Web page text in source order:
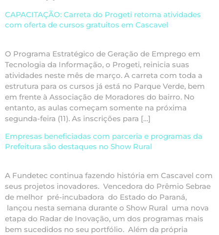
CAPACITAÇÃO: Carreta do Progeti retoma atividades
com oferta de cursos gratuitos em Cascavel
O Programa Estratégico de Geração de Emprego em
Tecnologia da Informação, o Progeti, reinicia suas
atividades neste mês de março. A carreta com toda a
estrutura para os cursos já está no Parque Verde, bem
em frente à Associação de Moradores do bairro. No
entanto, as aulas começam somente na próxima
segunda-feira (11). As inscrições para […]
Empresas beneficiadas com parceria e programas da
Prefeitura são destaques no Show Rural
A Fundetec continua fazendo história em Cascavel com
seus projetos inovadores. Vencedora do Prêmio Sebrae
de melhor pré-incubadora do Estado do Paraná,
lançou nesta semana durante o Show Rural uma nova
etapa do Radar de Inovação, um dos programas mais
bem sucedidos no seu portfólio. Além da própria